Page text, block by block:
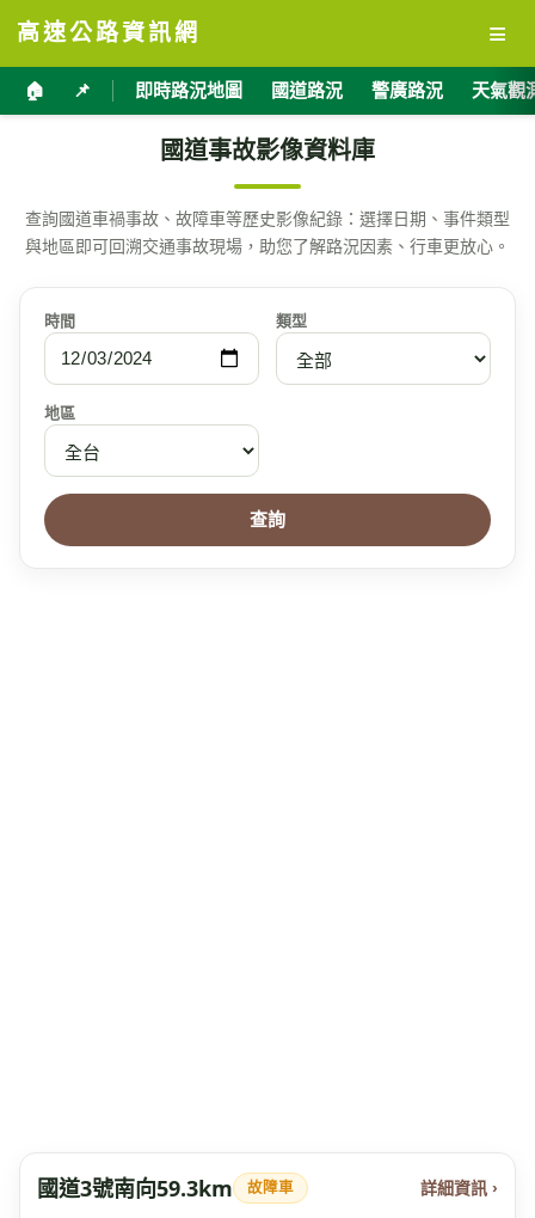
高速公路資訊網 ≡
🏠 📌 即時路況地圖 國道路況 警廣路況 天氣觀
國道事故影像資料庫
查詢國道車禍事故、故障車等歷史影像紀錄：選擇日期、事件類型
與地區即可回溯交通事故現場，助您了解路況因素、行車更放心。
時間 類型
地區
查詢
國道3號南向59.3km 故障車 詳細資訊 ›